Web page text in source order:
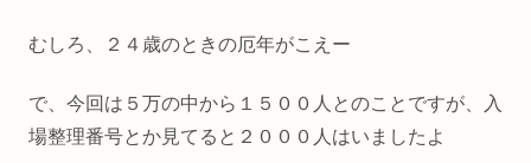
むしろ、２４歳のときの厄年がこえー
で、今回は５万の中から１５００人とのことですが、入
場整理番号とか見てると２０００人はいましたよ